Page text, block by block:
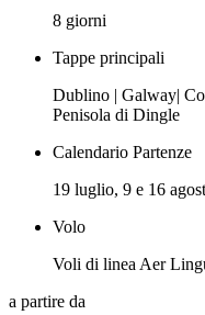
8 giorni
Tappe principali
Dublino | Galway|
Penisola di Dingle
Calendario Partenze
19 luglio, 9 e 16
Volo
Voli di linea Aer
a partire da